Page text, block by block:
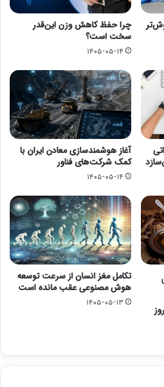
چرا حفظ کاهش وزن این‌قدر
سخت است؟
۱۴۰۵-۰۵-۱۴
آغاز هوشمندسازی معادن ایران با
کمک شرکت‌های فناور
۱۴۰۵-۰۵-۱۴
تکامل مغز انسان از سرعت توسعه
هوش مصنوعی عقب مانده است
۱۴۰۵-۰۵-۱۳